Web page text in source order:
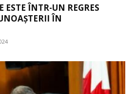
ESTE ÎNTR-UN REGRES
ÎN